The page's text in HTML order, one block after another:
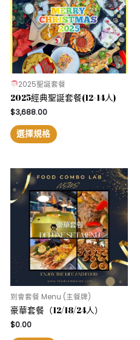
2025聖誕套餐
2025經典聖誕套餐(12-14人)
$3,688.00
選擇規格
到會套餐 Menu (主餐牌)
豪華套餐（12/18/24人）
$0.00